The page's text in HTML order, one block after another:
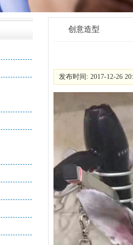
创意造型
发布时间: 2017-12-26